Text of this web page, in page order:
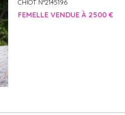
CHIOT N°2145196
FEMELLE VENDUE À 2500 €